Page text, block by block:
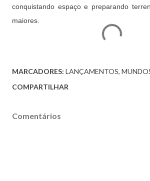
conquistando espaço e preparando
maiores.
MARCADORES: LANÇAMENTOS
COMPARTILHAR
Comentários